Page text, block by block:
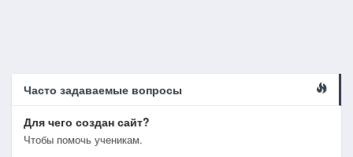
Часто задаваемые вопросы
Для чего создан сайт?
Чтобы помочь ученикам.